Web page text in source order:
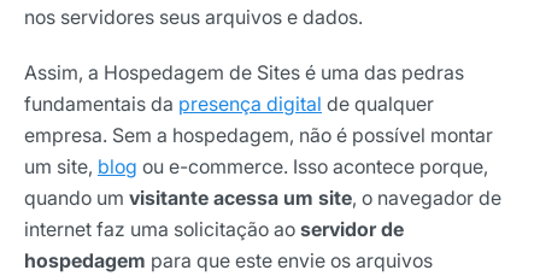
nos servidores seus arquivos e dados.
Assim, a Hospedagem de Sites é uma das pedras
fundamentais da presença digital de qualquer
empresa. Sem a hospedagem, não é possível montar
um site, blog ou e-commerce. Isso acontece porque,
quando um visitante acessa um site, o navegador de
internet faz uma solicitação ao servidor de
hospedagem para que este envie os arquivos